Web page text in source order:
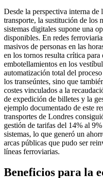
Desde la perspectiva interna de
transporte, la sustitución de los
sistemas digitales supone una
disponibles. En redes
masivos de personas en las
en los tornos resulta crítica
embotellamientos en los
automatización total del
los transeúntes, sino que
costes vinculados a la
de expedición de billetes y la
ejemplo documentado de este
transportes de Londres
gestión de tarifas del 14% al
sistemas, lo que generó un
arcas públicas que pudo ser
líneas ferroviarias.
Beneficios para la